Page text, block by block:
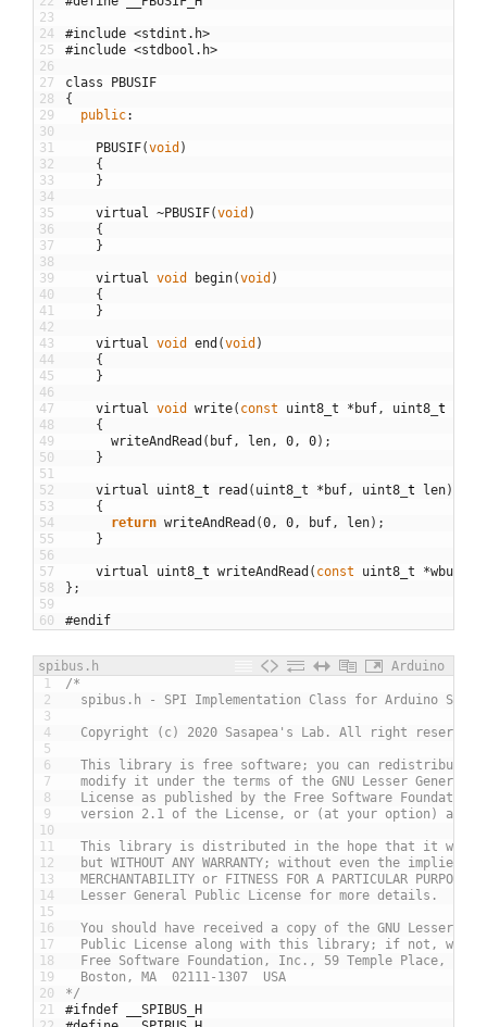
23
24
25
26
27
28
29
30
31
32
33
34
35
36
37
38
39
40
41
42
43
44
45
46
47
48
49
50
51
52
53
54
55
56
57
58
59
60
#include <stdint.h>
#include <stdbool.h>
class
PBUSIF
{
public:
PBUSIF(void )
{
}
virtual ~PBUSIF(void )
{
}
virtual void begin(void )
{
}
virtual void end (void )
{
}
virtual void write( const uint8_t * buf, uint8 t
{
writeAndRead ( buf, len, 0, 0) ;
}
virtual uint8 t read ( uint8_t * buf, uint8 t len)
{
return writeAndRead (0, 0, buf, len) ;
}
virtual uint8 t writeAndRead ( const uint8_t *wbuf
} ;
#endif
spibus.h
Arduino
1
2
3
4
5
6
7
8
9
10
11
12
13
14
15
16
17
18
19
20
21
/*
spibus.h - SPI Implementation Class for Arduino SPI
Copyright (c) 2020 Sasapea's Lab. All right reserved.
This library is free software; you can redistribute
modify it under the terms of the GNU Lesser General
License as published by the Free Software
version 2.1 of the License, or (at your option) any
This library is distributed in the hope that it will
but WITHOUT ANY WARRANTY; without even the implied
MERCHANTABILITY or FITNESS FOR A PARTICULAR PURPOSE.
Lesser General Public License for more details.
You should have received a copy of the GNU Lesser
Public License along with this library; if not,
Free Software Foundation, Inc., 59 Temple Place,
Boston, MA  02111-1307  USA
*/
#ifndef __SPIBUS_H